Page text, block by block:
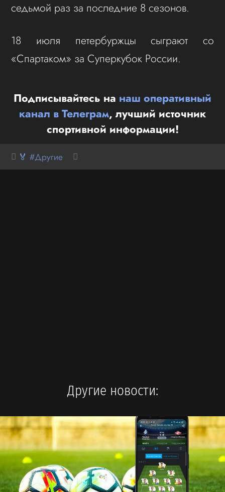
седьмой раз за последние 8 сезонов.
18 июля петербуржцы сыграют со
«Спартаком» за Суперкубок России.
Подписывайтесь на наш оперативный
канал в Телеграм, лучший источник
спортивной информации!
🏅 #Другие
Другие новости: